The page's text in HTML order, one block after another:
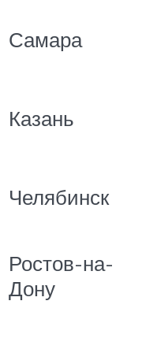
Самара
Казань
Челябинск
Ростов-на-
Дону